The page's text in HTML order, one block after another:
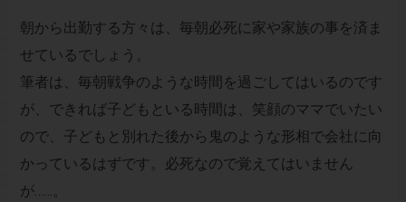
朝から出勤する方々は、毎朝必死に家や家族の事を済ま
せているでしょう。
筆者は、毎朝戦争のような時間を過ごしてはいるのです
が、できれば子どもといる時間は、笑顔のママでいたい
ので、子どもと別れた後から鬼のような形相で会社に向
かっているはずです。必死なので覚えてはいません
が……。